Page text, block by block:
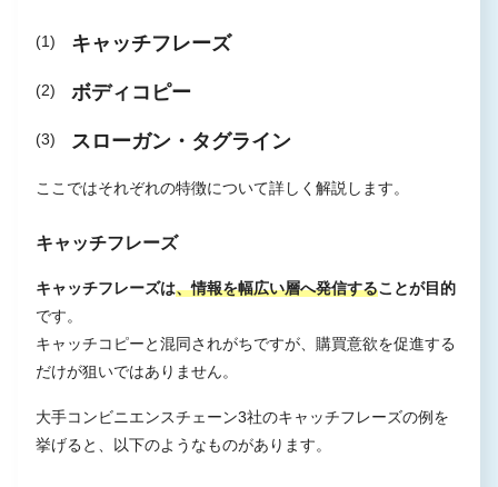
キャッチフレーズ
ボディコピー
スローガン・タグライン
ここではそれぞれの特徴について詳しく解説します。
キャッチフレーズ
キャッチフレーズは、情報を幅広い層へ発信することが目的
です。
キャッチコピーと混同されがちですが、購買意欲を促進する
だけが狙いではありません。
大手コンビニエンスチェーン3社のキャッチフレーズの例を
挙げると、以下のようなものがあります。